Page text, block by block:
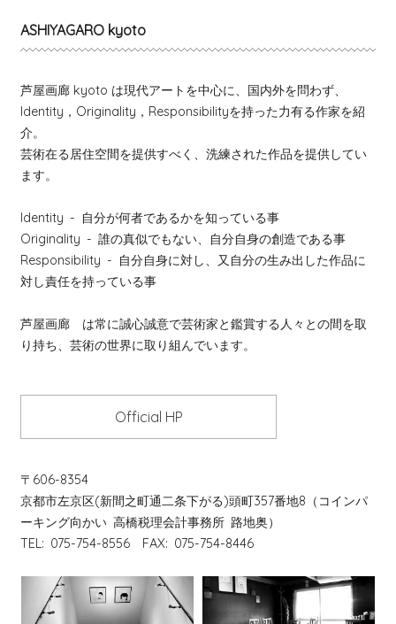
ASHIYAGARO kyoto
芦屋画廊 kyoto は現代アートを中心に、国内外を問わず、
Identity，Originality，Responsibilityを持った力有る作家を紹
介。
芸術在る居住空間を提供すべく、洗練された作品を提供してい
ます。
Identity - 自分が何者であるかを知っている事
Originality - 誰の真似でもない、自分自身の創造である事
Responsibility - 自分自身に対し、又自分の生み出した作品に
対し責任を持っている事
芦屋画廊 は常に誠心誠意で芸術家と鑑賞する人々との間を取
り持ち、芸術の世界に取り組んでいます。
Official HP
〒606-8354
京都市左京区(新間之町通二条下がる)頭町357番地8（コインパ
ーキング向かい 高橋税理会計事務所 路地奥）
TEL: 075-754-8556 FAX: 075-754-8446